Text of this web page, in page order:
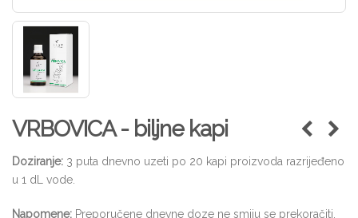
VRBOVICA - biljne kapi
Doziranje: 3 puta dnevno uzeti po 20 kapi proizvoda razrijeđeno
u 1 dL vode.
Napomene: Preporučene dnevne doze ne smiju se prekoračiti.